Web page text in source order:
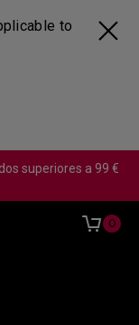
to
superiores a 99 €
0